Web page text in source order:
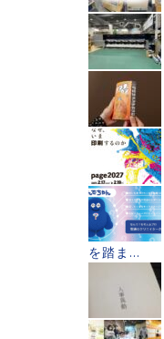
を踏ま...